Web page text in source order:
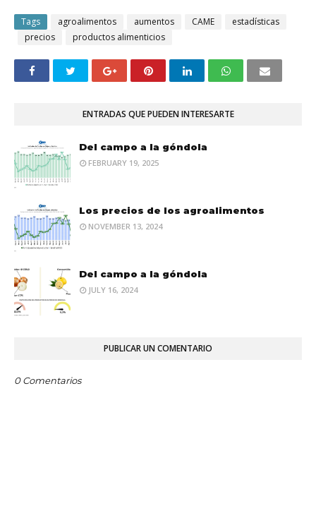
Tags agroalimentos aumentos CAME
estadísticas
precios
productos alimenticios
ENTRADAS QUE PUEDEN INTERESARTE
Del campo a la góndola
FEBRUARY 19, 2025
Los precios de los agroalimentos
NOVEMBER 13, 2024
Del campo a la góndola
JULY 16, 2024
PUBLICAR UN COMENTARIO
0 Comentarios